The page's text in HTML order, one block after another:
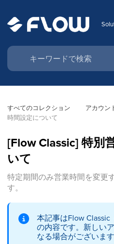
すべてのコレクション アカウン
時間設定について
[Flow Classic] 特別
いて
特定期間のみ営業時間を変更
す。
本記事はFlow Classic
の内容です。新しい
なる場合がございます